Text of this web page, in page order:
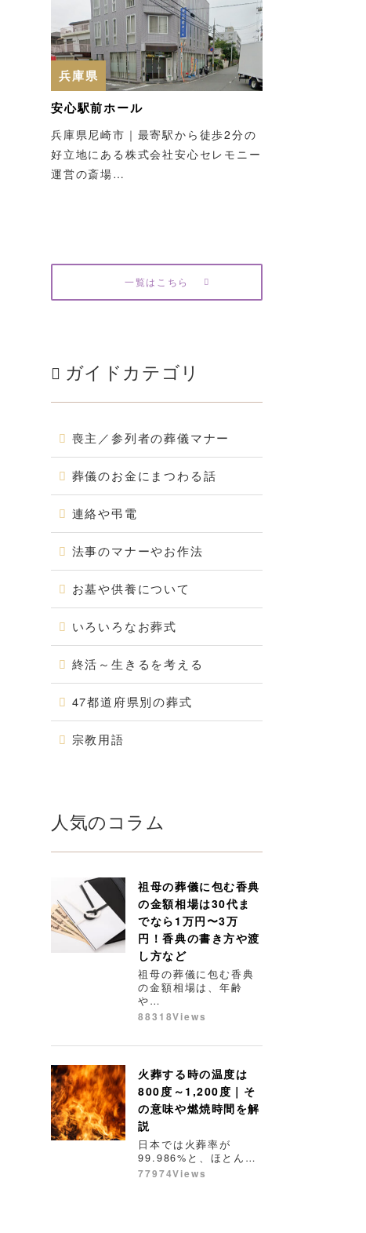
兵庫県
安心駅前ホール
兵庫県尼崎市｜最寄駅から徒歩2分の
好立地にある株式会社安心セレモニー
運営の斎場…
一覧はこちら
ガイドカテゴリ
喪主／参列者の葬儀マナー
葬儀のお金にまつわる話
連絡や弔電
法事のマナーやお作法
お墓や供養について
いろいろなお葬式
終活～生きるを考える
47都道府県別の葬式
宗教用語
人気のコラム
祖母の葬儀に包む香典
の金額相場は30代ま
でなら1万円〜3万
円！香典の書き方や渡
し方など
祖母の葬儀に包む香典
の金額相場は、年齢
や…
88318Views
火葬する時の温度は
800度～1,200度｜そ
の意味や燃焼時間を解
説
日本では火葬率が
99.986%と、ほとん…
77974Views